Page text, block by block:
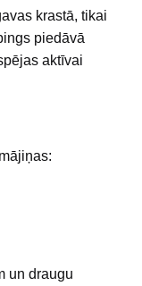
krastā, tikai
piedāvā
aktīvai
un draugu